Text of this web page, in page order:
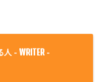
人 - WRITER -